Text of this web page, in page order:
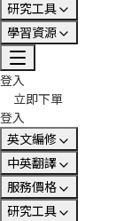
研究工具
學習資源
登入
立即下單
登入
英文編修
中英翻譯
服務價格
研究工具